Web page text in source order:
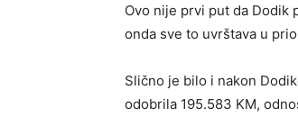
Ovo nije prvi put da Dodik
onda sve to uvrštava u
Slično je bilo i nakon
odobrila 195.583 KM,